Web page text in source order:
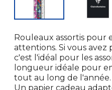
Rouleaux assortis pour
attentions. Si vous avez
c'est l'idéal pour les
longueur idéale pour
tout au long de l'année.
Un papier cadeau